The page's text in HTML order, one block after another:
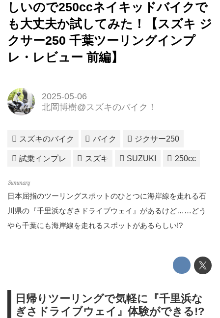
しいので250ccネイキッドバイクで
も大丈夫か試してみた！【スズキ ジ
クサー250 千葉ツーリングインプ
レ・レビュー 前編】
2025-05-06
北岡博樹@スズキのバイク！
スズキのバイク バイク ジクサー250
試乗インプレ スズキ SUZUKI 250cc
日本屈指のツーリングスポットのひとつに海岸線を走れる石
川県の『千里浜なぎさドライブウェイ』があるけど……どう
やら千葉にも海岸線を走れるスポットがあるらしい!?
日帰りツーリングで気軽に『千里浜な
ぎさドライブウェイ』体験ができる!?